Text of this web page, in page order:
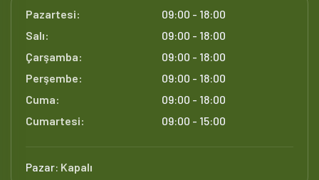
Pazartesi:
09:00 - 18:00
Salı:
09:00 - 18:00
Çarşamba:
09:00 - 18:00
Perşembe:
09:00 - 18:00
Cuma:
09:00 - 18:00
Cumartesi:
09:00 - 15:00
Pazar: Kapalı